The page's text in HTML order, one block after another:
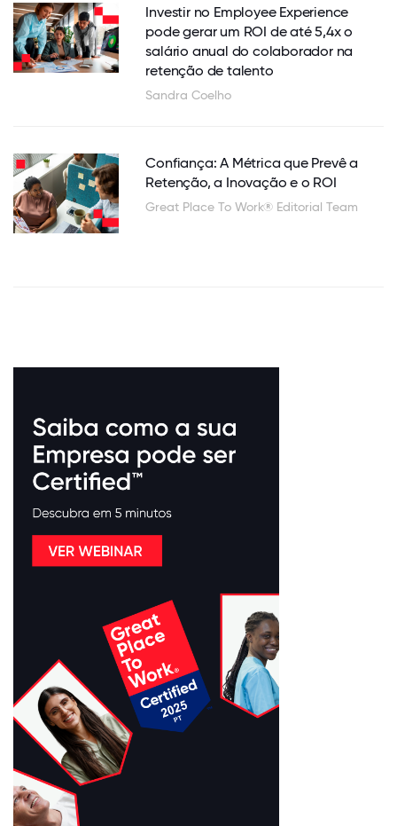
Investir no Employee Experience
pode gerar um ROI de até 5,4x o
salário anual do colaborador na
retenção de talento
Sandra Coelho
Confiança: A Métrica que Prevê a
Retenção, a Inovação e o ROI
Great Place To Work® Editorial Team